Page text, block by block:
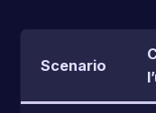
Scenario